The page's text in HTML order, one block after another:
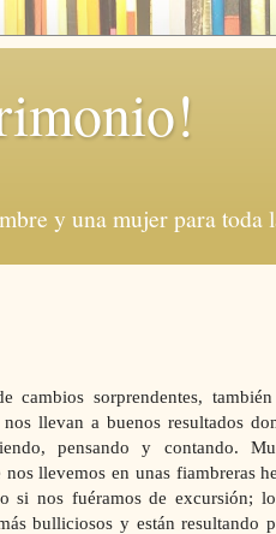
y una mujer para toda
cambios sorprendentes, también
llevan a buenos resultados
pensando y contando.
llevemos en unas fiambreras
si nos fuéramos de excursión;
bulliciosos y están resultando